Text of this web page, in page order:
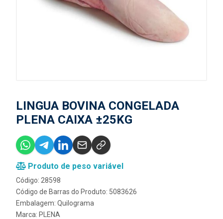
LINGUA BOVINA CONGELADA
PLENA CAIXA ±25KG
Produto de peso variável
Código: 28598
Código de Barras do Produto: 5083626
Embalagem: Quilograma
Marca: PLENA